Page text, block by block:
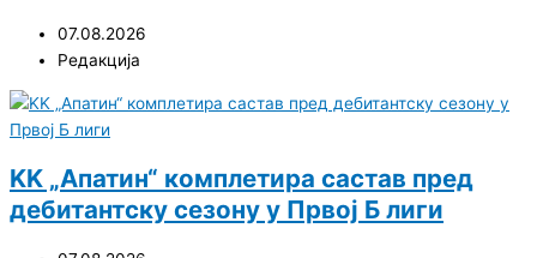
07.08.2026
Редакција
KK „Апатин“ комплетира састав пред
дебитантску сезону у Првој Б лиги